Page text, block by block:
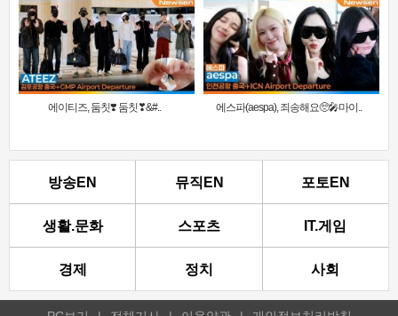
에이티즈, 둠칫❣️ 둠칫❣&#.. 에스파(aespa), 죄송해요🥺🎤마이..
방송EN 뮤직EN 포토EN
생활.문화 스포츠 IT.게임
경제 정치 사회